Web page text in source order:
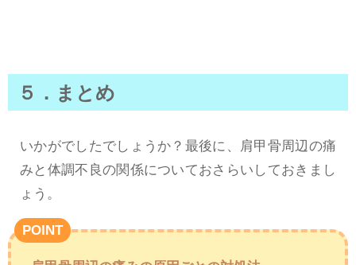
５．まとめ
いかがでしたでしょうか？最後に、肩甲骨周辺の痛
みと体調不良の関係についておさらいしておきまし
ょう。
POINT